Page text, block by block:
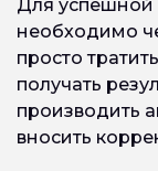
Для
необходимо
просто
получать
производить
вносить